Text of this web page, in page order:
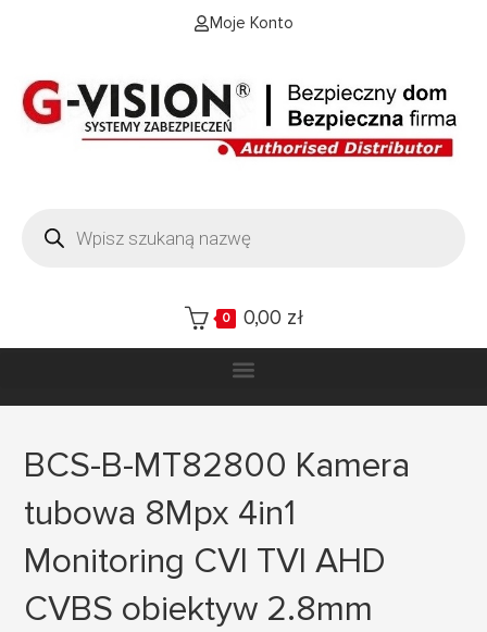
Moje Konto
0 0,00 zł
BCS-B-MT82800 Kamera
tubowa 8Mpx 4in1
Monitoring CVI TVI AHD
CVBS obiektyw 2.8mm